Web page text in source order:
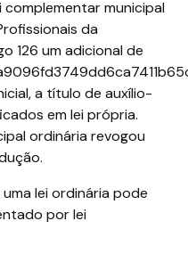
complementar municipal
da
126 um adicional de
a título de auxílio-
em lei própria.
ordinária revogou
lei ordinária pode
por lei